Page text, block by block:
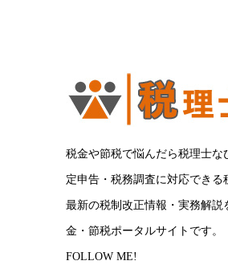
税金や節税で悩んだら税理士
定申告・税務調査に対応できる
最新の税制改正情報・実務解説
金・節税ポータルサイトです。
FOLLOW ME!